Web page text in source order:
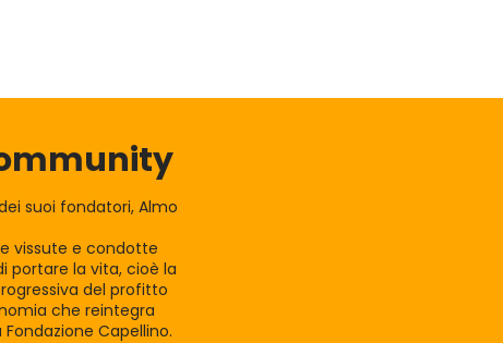
suoi fondatori, Almo
vissute e condotte
portare la vita, cioè la
del profitto
che reintegra
Capellino.